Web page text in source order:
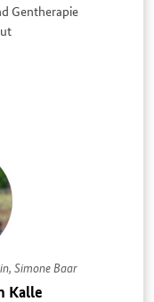
Gentherapie
Simone Baar
Kalle